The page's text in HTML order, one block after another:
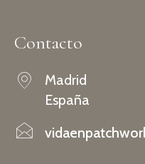
Contacto
Madrid
España